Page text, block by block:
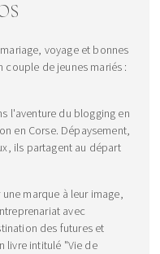
voyage et bonnes
couple de jeunes mariés :
l'aventure du blogging en
en Corse. Dépaysement,
ils partagent au départ
marque à leur image,
avec
des futures et
livre intitulé "Vie de